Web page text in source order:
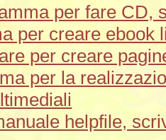
per fare CD,
per creare ebook
per creare
per la
helpfile,